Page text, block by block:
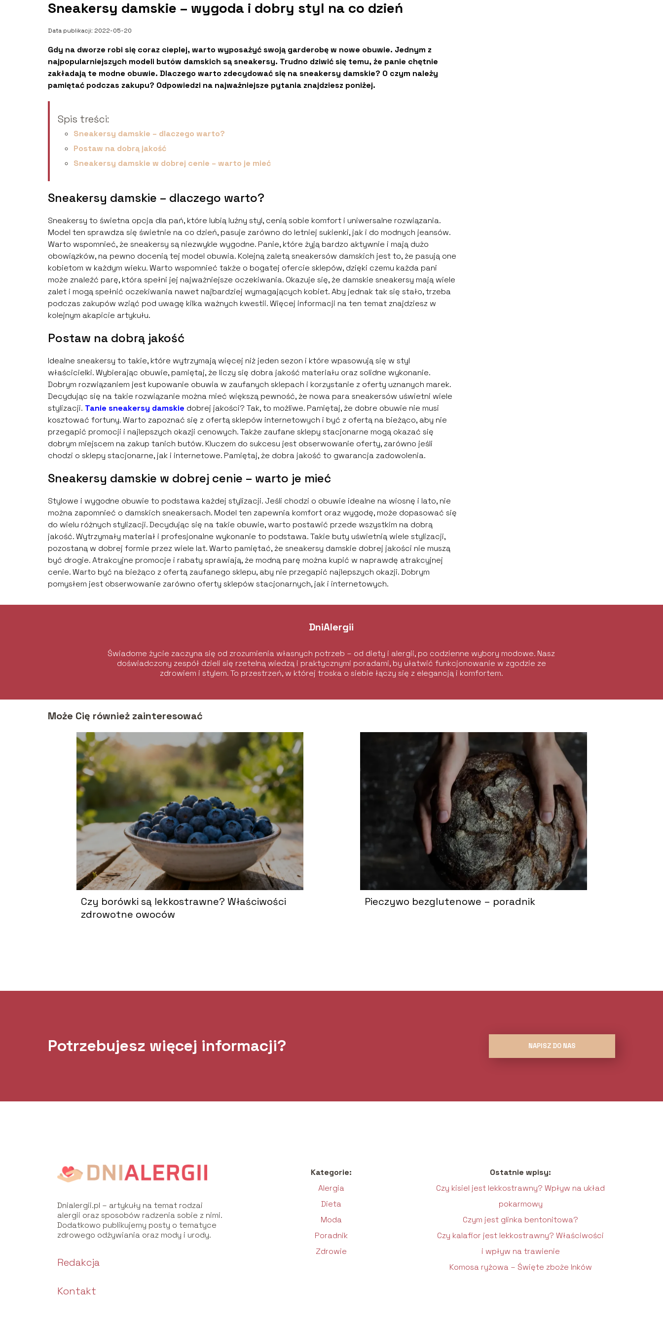
Sneakersy damskie – wygoda i dobry styl na co dzień
Data publikacji: 2022-05-20
Gdy na dworze robi się coraz cieplej, warto wyposażyć swoją garderobę w nowe obuwie. Jednym z
najpopularniejszych modeli butów damskich są sneakersy. Trudno dziwić się temu, że panie chętnie
zakładają te modne obuwie. Dlaczego warto zdecydować się na sneakersy damskie? O czym należy
pamiętać podczas zakupu? Odpowiedzi na najważniejsze pytania znajdziesz poniżej.
Spis treści:
Sneakersy damskie – dlaczego warto?
Postaw na dobrą jakość
Sneakersy damskie w dobrej cenie – warto je mieć
Sneakersy damskie – dlaczego warto?
Sneakersy to świetna opcja dla pań, które lubią luźny styl, cenią sobie komfort i uniwersalne rozwiązania.
Model ten sprawdza się świetnie na co dzień, pasuje zarówno do letniej sukienki, jak i do modnych jeansów.
Warto wspomnieć, że sneakersy są niezwykle wygodne. Panie, które żyją bardzo aktywnie i mają dużo
obowiązków, na pewno docenią tej model obuwia. Kolejną zaletą sneakersów damskich jest to, że pasują one
kobietom w każdym wieku. Warto wspomnieć także o bogatej ofercie sklepów, dzięki czemu każda pani
może znaleźć parę, która spełni jej najważniejsze oczekiwania. Okazuje się, że damskie sneakersy mają wiele
zalet i mogą spełnić oczekiwania nawet najbardziej wymagających kobiet. Aby jednak tak się stało, trzeba
podczas zakupów wziąć pod uwagę kilka ważnych kwestii. Więcej informacji na ten temat znajdziesz w
kolejnym akapicie artykułu.
Postaw na dobrą jakość
Idealne sneakersy to takie, które wytrzymają więcej niż jeden sezon i które wpasowują się w styl
właścicielki. Wybierając obuwie, pamiętaj, że liczy się dobra jakość materiału oraz solidne wykonanie.
Dobrym rozwiązaniem jest kupowanie obuwia w zaufanych sklepach i korzystanie z oferty uznanych marek.
Decydując się na takie rozwiązanie można mieć większą pewność, że nowa para sneakersów uświetni wiele
stylizacji. Tanie sneakersy damskie dobrej jakości? Tak, to możliwe. Pamiętaj, że dobre obuwie nie musi
kosztować fortuny. Warto zapoznać się z ofertą sklepów internetowych i być z ofertą na bieżąco, aby nie
przegapić promocji i najlepszych okazji cenowych. Także zaufane sklepy stacjonarne mogą okazać się
dobrym miejscem na zakup tanich butów. Kluczem do sukcesu jest obserwowanie oferty, zarówno jeśli
chodzi o sklepy stacjonarne, jak i internetowe. Pamiętaj, że dobra jakość to gwarancja zadowolenia.
Sneakersy damskie w dobrej cenie – warto je mieć
Stylowe i wygodne obuwie to podstawa każdej stylizacji. Jeśli chodzi o obuwie idealne na wiosnę i lato, nie
można zapomnieć o damskich sneakersach. Model ten zapewnia komfort oraz wygodę, może dopasować się
do wielu różnych stylizacji. Decydując się na takie obuwie, warto postawić przede wszystkim na dobrą
jakość. Wytrzymały materiał i profesjonalne wykonanie to podstawa. Takie buty uświetnią wiele stylizacji,
pozostaną w dobrej formie przez wiele lat. Warto pamiętać, że sneakersy damskie dobrej jakości nie muszą
być drogie. Atrakcyjne promocje i rabaty sprawiają, że modną parę można kupić w naprawdę atrakcyjnej
cenie. Warto być na bieżąco z ofertą zaufanego sklepu, aby nie przegapić najlepszych okazji. Dobrym
pomysłem jest obserwowanie zarówno oferty sklepów stacjonarnych, jak i internetowych.
DniAlergii
Świadome życie zaczyna się od zrozumienia własnych potrzeb – od diety i alergii, po codzienne wybory modowe. Nasz
doświadczony zespół dzieli się rzetelną wiedzą i praktycznymi poradami, by ułatwić funkcjonowanie w zgodzie ze
zdrowiem i stylem. To przestrzeń, w której troska o siebie łączy się z elegancją i komfortem.
Może Cię również zainteresować
Czy borówki są lekkostrawne? Właściwości
zdrowotne owoców
Pieczywo bezglutenowe – poradnik
Potrzebujesz więcej informacji? NAPISZ DO NAS
Dnialergii.pl – artykuły na temat rodzai
alergii oraz sposobów radzenia sobie z nimi.
Dodatkowo publikujemy posty o tematyce
zdrowego odżywiania oraz mody i urody.
Redakcja
Kontakt
Kategorie:
Alergia
Dieta
Moda
Poradnik
Zdrowie
Ostatnie wpisy:
Czy kisiel jest lekkostrawny? Wpływ na układ
pokarmowy
Czym jest glinka bentonitowa?
Czy kalafior jest lekkostrawny? Właściwości
i wpływ na trawienie
Komosa ryżowa – Święte zboże Inków